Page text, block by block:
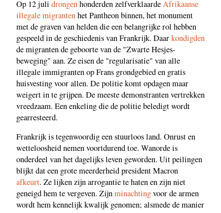
Op 12 juli drongenhonderden zelfverklaardeAfrikaanse
illegale migrantenhet Pantheon binnen, het monument
met de graven van helden die een belangrijke rol hebben
gespeeld in de geschiedenis van Frankrijk. Daarkondigden
de migranten de geboorte van de "Zwarte Hesjes-
beweging" aan. Ze eisen de "regularisatie" van alle
illegale immigranten op Frans grondgebied en gratis
huisvesting voor allen. De politie komt opdagen maar
weigert in te grijpen. De meeste demonstranten vertrekken
vreedzaam. Een enkeling die de politie beledigt wordt
gearresteerd.
Frankrijk is tegenwoordig een stuurloos land. Onrust en
wetteloosheid nemen voortdurend toe. Wanorde is
onderdeel van het dagelijks leven geworden. Uit peilingen
blijkt dat een grote meerderheid president Macron
afkeurt. Ze lijken zijn arrogantie te haten en zijn niet
geneigd hem te vergeven. Zijnminachtingvoor de armen
wordt hem kennelijk kwalijk genomen; alsmede de manier